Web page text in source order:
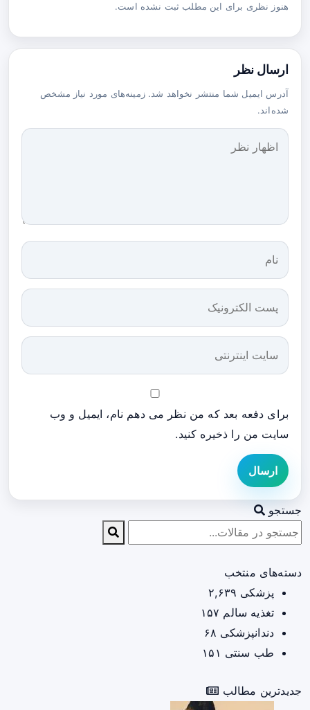
هنوز نظری برای این مطلب ثبت نشده است.
ارسال نظر
آدرس ایمیل شما منتشر نخواهد شد. زمینه‌های مورد نیاز مشخص
شده‌اند.
برای دفعه بعد که من نظر می دهم نام، ایمیل و وب
سایت من را ذخیره کنید.
ارسال
جستجو
دسته‌های منتخب
پزشکی ۲,۶۳۹
تغذیه سالم ۱۵۷
دندانپزشکی ۶۸
طب سنتی ۱۵۱
جدیدترین مطالب